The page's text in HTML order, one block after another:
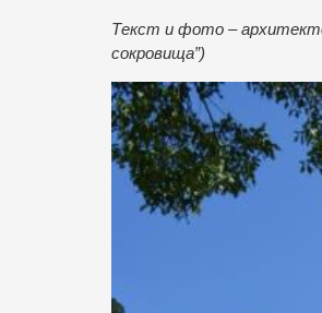
Текст и фото –
сокровища”)